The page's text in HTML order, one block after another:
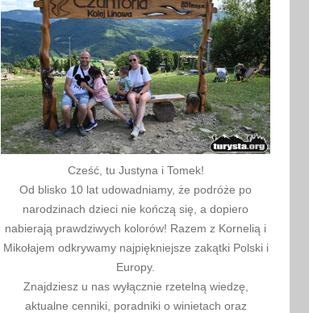
Cześć, tu Justyna i Tomek!
Od blisko 10 lat udowadniamy, że podróże po
narodzinach dzieci nie kończą się, a dopiero
nabierają prawdziwych kolorów! Razem z Kornelią i
Mikołajem odkrywamy najpiękniejsze zakątki Polski i
Europy.
Znajdziesz u nas wyłącznie rzetelną wiedzę,
aktualne cenniki, poradniki o winietach oraz